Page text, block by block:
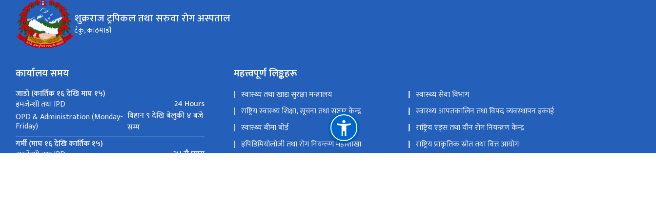
शुक्रराज ट्रपिकल तथा सरुवा रोग अस्पताल
टेकु, काठमाडौं
कार्यालय समय
जाडो (कार्तिक १६ देखि माघ १५)
इमर्जेन्शी तथा IPD
24 Hours
OPD & Administration (Monday-
Friday)
विहान ९ देखि बेलुकी ४ बजे
सम्म
गर्मी (माघ १६ देखि कार्तिक १५)
इमर्जेन्शी तथा IPD
२४ सै घण्टा
महत्त्वपूर्ण लिङ्कहरू
स्वास्थ्य तथा खाद्य सुरक्षा मन्त्रालय
स्वास्थ्य सेवा विभाग
राष्ट्रिय स्वास्थ्य शिक्षा, सूचना तथा सञ्चार केन्द्र
स्वास्थ्य आपतकालिन तथा विपद व्यवस्थापन इकाई
स्वास्थ्य बीमा बोर्ड
राष्ट्रिय एड्स तथा यौन रोग नियन्त्रण केन्द्र
इपिडिमियोलोजी तथा रोग नियन्त्र्‍ण महाशाखा
राष्ट्रिय प्राकृतिक स्रोत तथा वित्त आयोग